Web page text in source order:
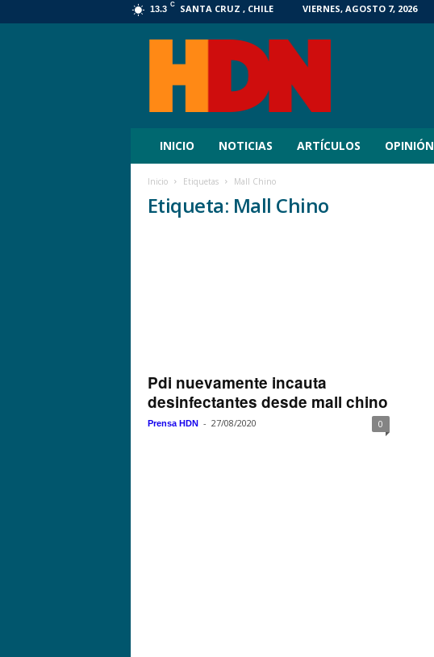
13.3 C SANTA CRUZ , CHILE VIERNES, AGOSTO 7, 2026
HDN
INICIO NOTICIAS ARTÍCULOS OPINIÓN
Inicio Etiquetas Mall Chino
Etiqueta: Mall Chino
Pdi nuevamente incauta
desinfectantes desde mall chino
Prensa HDN - 27/08/2020 0